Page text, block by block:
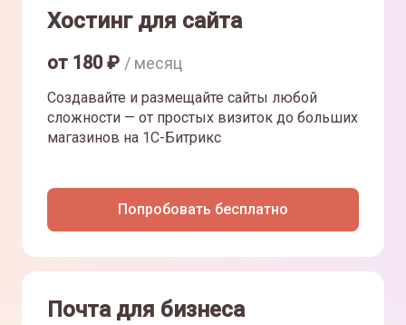
Хостинг для сайта
от 180₽ / месяц
Создавайте и размещайте сайты любой
сложности — от простых визиток до больших
магазинов на 1С-Битрикс
Попробовать бесплатно
Почта для бизнеса